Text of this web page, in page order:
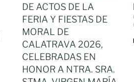
DE ACTOS DE LA
FERIA Y FIESTAS DE
MORAL DE
CALATRAVA 2026,
CELEBRADAS EN
HONOR A NTRA. SRA.